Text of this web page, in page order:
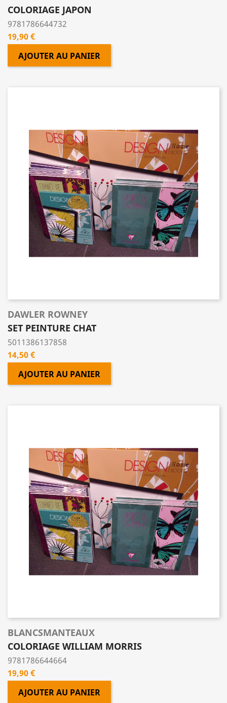
COLORIAGE JAPON
9781786644732
Prix
19,90 €
AJOUTER AU PANIER
DAWLER ROWNEY
SET PEINTURE CHAT
5011386137858
Prix
14,50 €
AJOUTER AU PANIER
BLANCSMANTEAUX
COLORIAGE WILLIAM MORRIS
9781786644664
Prix
19,90 €
AJOUTER AU PANIER